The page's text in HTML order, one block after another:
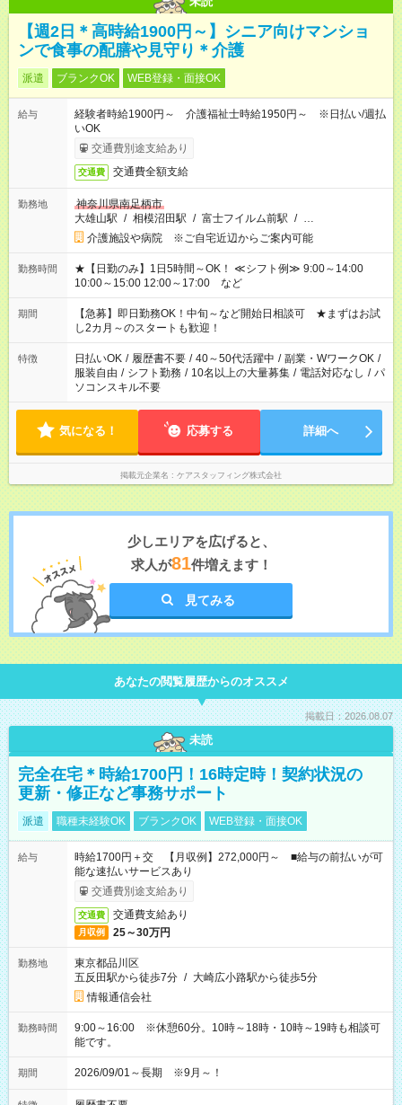
【週2日＊高時給1900円～】シニア向けマンショ
ンで食事の配膳や見守り＊介護
派遣 ブランクOK WEB登録・面接OK
給与
経験者時給1900円～ 介護福祉士時給1950円～ ※日払い/週払
いOK
交通費別途支給あり
交通費 交通費全額支給
勤務地
神奈川県南足柄市
大雄山駅 / 相模沼田駅 / 富士フイルム前駅 / …
介護施設や病院 ※ご自宅近辺からご案内可能
勤務時間
★【日勤のみ】1日5時間～OK！ ≪シフト例≫ 9:00～14:00
10:00～15:00 12:00～17:00 など
期間
【急募】即日勤務OK！中旬～など開始日相談可 ★まずはお試
し2カ月～のスタートも歓迎！
特徴 日払いOK / 履歴書不要 / 40～50代活躍中 / 副業・WワークOK /
服装自由 / シフト勤務 / 10名以上の大量募集 / 電話対応なし / パ
ソコンスキル不要
気になる！ 応募する 詳細へ
掲載元企業名 ケアスタッフィング株式会社
少しエリアを広げると、
求人が81件増えます！
見てみる
あなたの閲覧履歴からのオススメ
掲載日：2026.08.07
未読
完全在宅＊時給1700円！16時定時！契約状況の
更新・修正など事務サポート
派遣 職種未経験OK ブランクOK WEB登録・面接OK
給与
時給1700円＋交 【月収例】272,000円～ ■給与の前払いが可
能な速払いサービスあり
交通費別途支給あり
交通費 交通費支給あり
月収例 25～30万円
勤務地
東京都品川区
五反田駅から徒歩7分 / 大崎広小路駅から徒歩5分
情報通信会社
勤務時間
9:00～16:00 ※休憩60分。10時～18時・10時～19時も相談可
能です。
期間 2026/09/01～長期 ※9月～！